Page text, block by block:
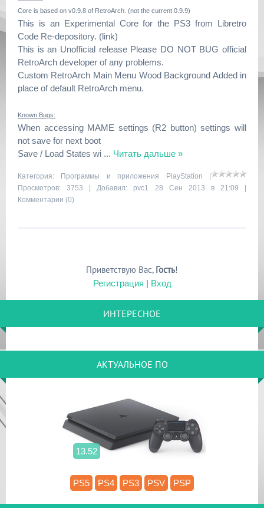
Core is based on v0.9.8 of RetroArch. (not the current 0.9.9)
This is an Experimental Core for the PS3 from Libretro
Code Re-depository. (link)
This is an Unofficial release Please DO NOT BUG official
RetroArch developer of any problems.
Custom RetroArch Main Menu Wood Background Added in
place of default RetroArch menu.
Known Bugs:
When accessing MAME settings (R2 button) settings will
not save for next boot
Save / Load States wi ... Читать дальше »
Категория: Программы и приложения PlayStation |
Просмотров: 3753 | Добавил: pvc1
28 Сен 2013 в 21:09 |
Комментарии (0)
Приветствую Вас, Гость!
Регистрация | Вход
ИНТЕРЕСНОЕ
АКТУАЛЬНОЕ ПО
13.52
PS5 PS4 PS3 PSV PSP